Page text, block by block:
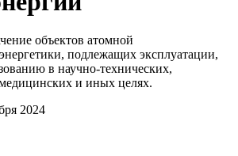
объектов атомной
подлежащих эксплуатации,
в научно-технических,
и иных целях.
2024